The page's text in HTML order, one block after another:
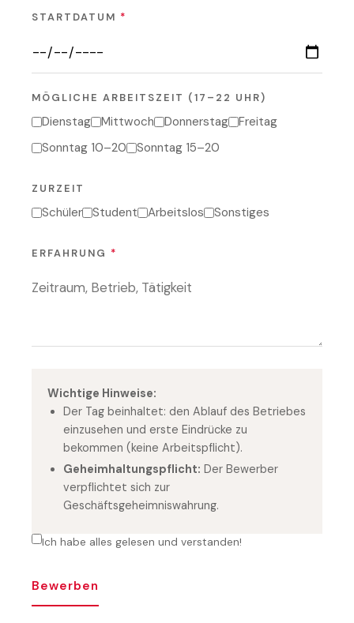
STARTDATUM *
MÖGLICHE ARBEITSZEIT (17–22 UHR)
Dienstag Mittwoch Donnerstag
Freitag
Sonntag 10–20
Sonntag 15–20
ZURZEIT
Schüler Student Arbeitslos Sonstiges
ERFAHRUNG *
Wichtige Hinweise:
Der Tag beinhaltet: den Ablauf des Betriebes
einzusehen und erste Eindrücke zu
bekommen (keine Arbeitspflicht).
Geheimhaltungspflicht: Der Bewerber
verpflichtet sich zur
Geschäftsgeheimniswahrung.
Ich habe alles gelesen und verstanden!
Bewerben